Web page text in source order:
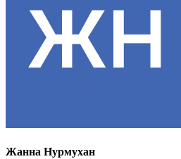
Жанна Нурмухан